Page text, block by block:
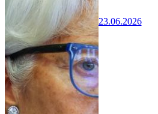
23.06.2026